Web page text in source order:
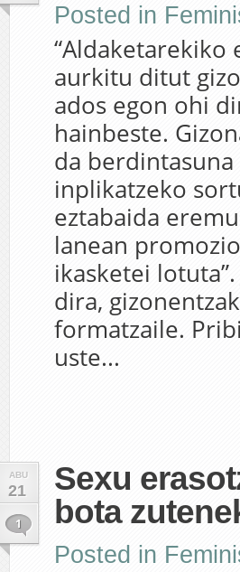
Posted in
“Aldaketarekiko
aurkitu ditut
ados egon ohi
hainbeste.
da
inplikatzeko
eztabaida
lanean
ikasketei
dira,
formatzaile.
uste...
ABU
21
1
Sexu
bota
Posted in